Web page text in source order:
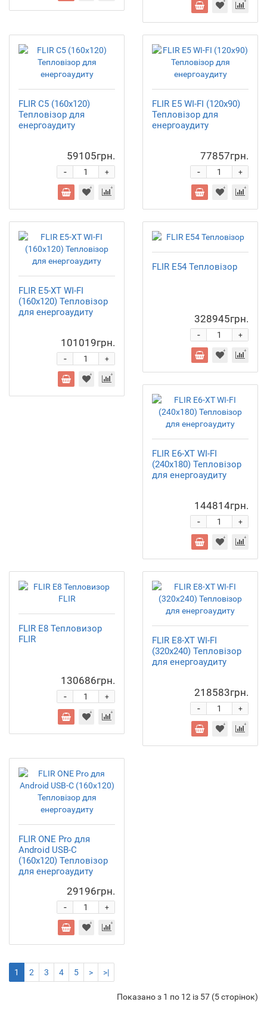
FLIR C5 (160x120)
Тепловізор для
енергоаудиту
59105грн.
+
-
FLIR E5 WI-FI (120x90)
Тепловізор для
енергоаудиту
77857грн.
+
-
FLIR E5-XT WI-FI
(160x120) Тепловізор
для енергоаудиту
101019грн.
+
-
FLIR E54 Тепловізор
328945грн.
+
-
FLIR E6-XT WI-FI
(240x180) Тепловізор
для енергоаудиту
144814грн.
+
-
FLIR E8 Тепловизор
FLIR
130686грн.
+
-
FLIR E8-XT WI-FI
(320x240) Тепловізор
для енергоаудиту
218583грн.
+
-
FLIR ONE Pro для
Android USB-C
(160х120) Тепловізор
для енергоаудиту
29196грн.
+
-
1 2 3 4 5 > >|
Показано з 1 по 12 із 57 (5 сторінок)